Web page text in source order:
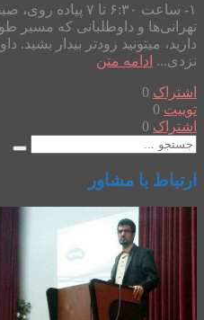
۱- ساعت ۶:۳۰ تا ۷
تهرانی‌ها و داوطلبانی که مسیر
دارید، میتونید زودتر بیدار بشید.
نزدی... ادامه متن
اشتراک 0
توییت 0
اشتراک 0
ارتباط با مشاور